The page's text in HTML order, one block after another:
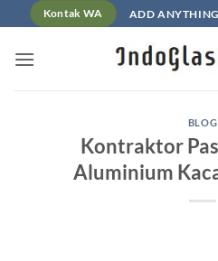
to
content
Kontak WA ADD
BLOG
Kontraktor
Aluminium